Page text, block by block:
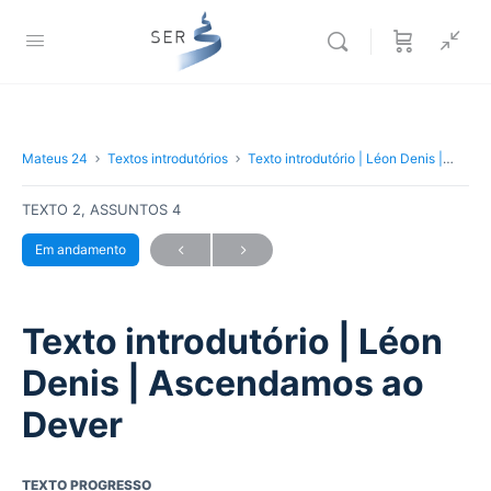
Mateus 24 Textos introdutórios Texto introdutório | Léon Denis | Ascendamos ao Dever
TEXTO 2, ASSUNTOS 4
Em andamento
Texto introdutório | Léon
Denis | Ascendamos ao
Dever
TEXTO PROGRESSO